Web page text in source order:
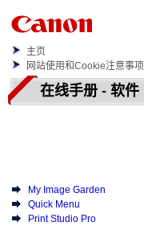
主页
网站使用和Cookie注意事项
在线手册 - 软件
My Image Garden
Quick Menu
Print Studio Pro